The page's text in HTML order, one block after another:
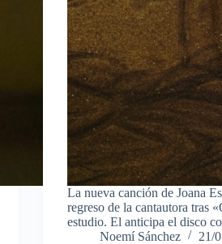
La nueva canción de Joana
regreso de la cantautora tras
estudio. El anticipa el disco
Noemí Sánchez
21/